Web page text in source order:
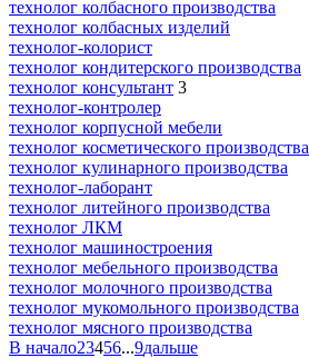
технолог колбасного производства
технолог колбасных изделий
технолог-колорист
технолог кондитерского производства
технолог консультант 3
технолог-контролер
технолог корпусной мебели
технолог косметического производства
технолог кулинарного производства
технолог-лаборант
технолог литейного производства
технолог ЛКМ
технолог машиностроения
технолог мебельного производства
технолог молочного производства
технолог мукомольного производства
технолог мясного производства
В начало23456...9дальше